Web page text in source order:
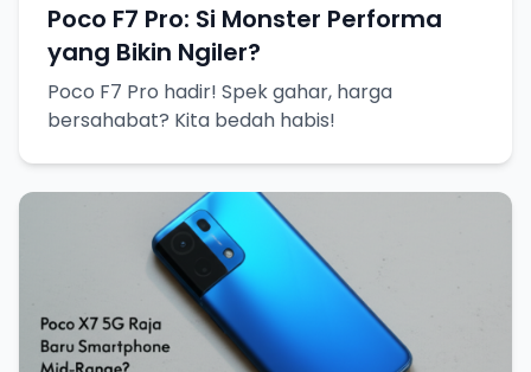
Poco F7 Pro: Si Monster Performa
yang Bikin Ngiler?
Poco F7 Pro hadir! Spek gahar, harga
bersahabat? Kita bedah habis!